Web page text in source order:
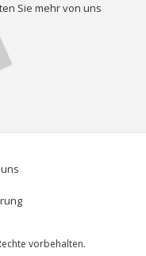
Sie mehr von uns
vorbehalten.